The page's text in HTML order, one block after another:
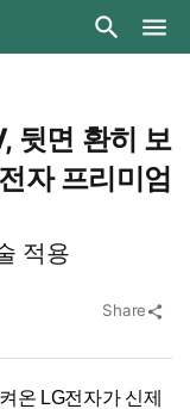
뒷면 환히 보
자 프리미엄
적용
Share share
온 LG전자가 신제